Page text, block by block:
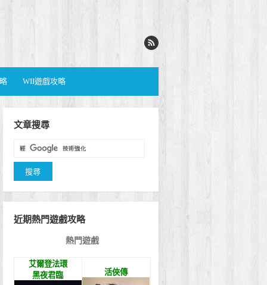
WII遊戲攻略
文章搜尋
近期熱門遊戲攻略
熱門遊戲
艾爾登法環
黑夜君臨
活俠傳